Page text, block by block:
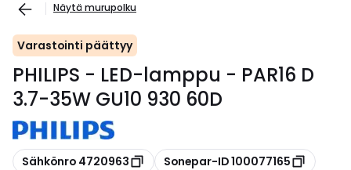
Näytä murupolku
Varastointi päättyy
PHILIPS - LED-lamppu - PAR16 D
3.7-35W GU10 930 60D
Kopioi
Sähkönro 4720963 Kopioi
Sonepar-ID 100077165